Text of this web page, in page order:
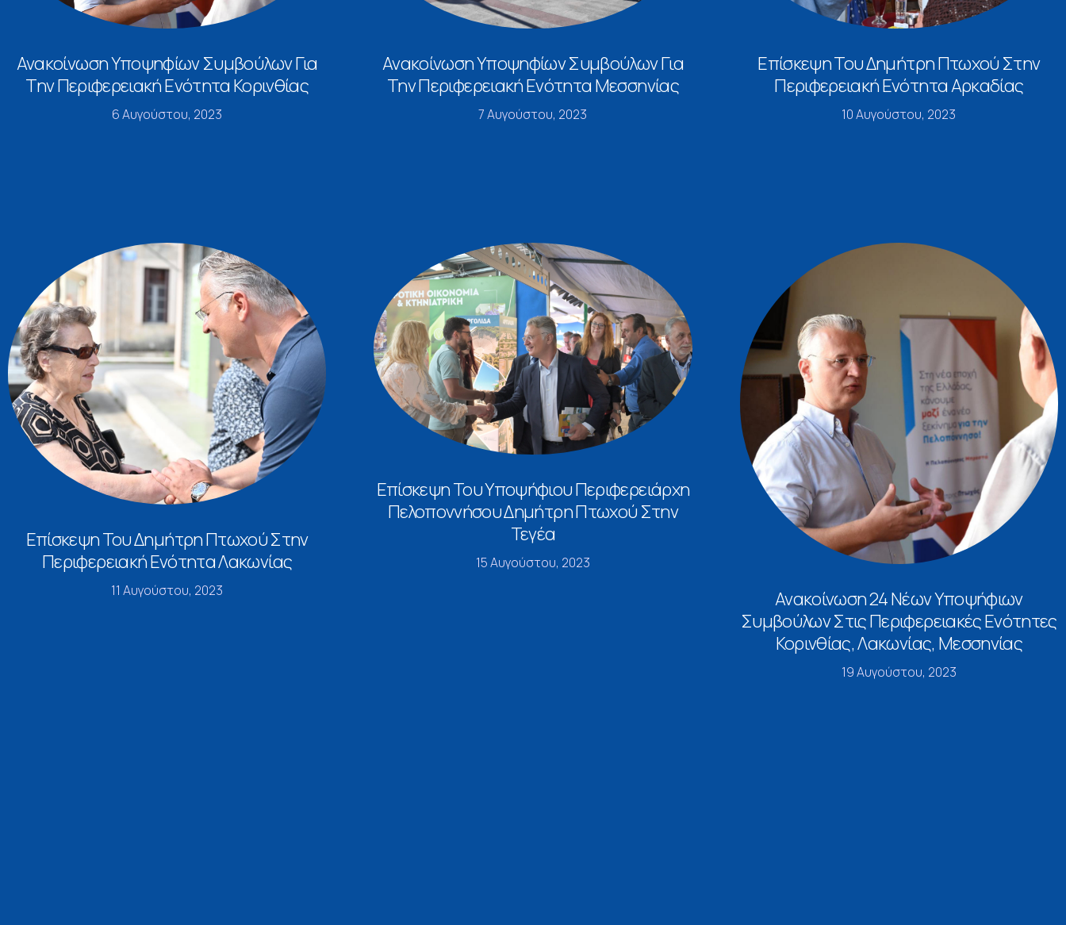
Ανακοίνωση Υποψηφίων Συμβούλων Για
Την Περιφερειακή Ενότητα Κορινθίας
6 Αυγούστου, 2023
Ανακοίνωση Υποψηφίων Συμβούλων Για
Την Περιφερειακή Ενότητα Μεσσηνίας
7 Αυγούστου, 2023
Επίσκεψη Του Δημήτρη Πτωχού Στην
Περιφερειακή Ενότητα Αρκαδίας
10 Αυγούστου, 2023
Επίσκεψη Του Δημήτρη Πτωχού Στην
Περιφερειακή Ενότητα Λακωνίας
11 Αυγούστου, 2023
Επίσκεψη Του Υποψήφιου Περιφερειάρχη
Πελοποννήσου Δημήτρη Πτωχού Στην
Τεγέα
15 Αυγούστου, 2023
Ανακοίνωση 24 Νέων Υποψήφιων
Συμβούλων Στις Περιφερειακές Ενότητες
Κορινθίας, Λακωνίας, Μεσσηνίας
19 Αυγούστου, 2023